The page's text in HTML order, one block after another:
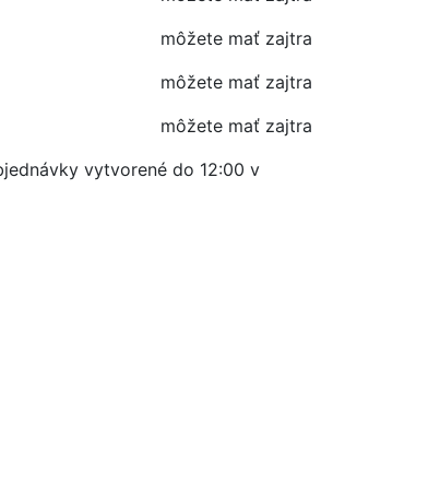
môžete mať zajtra
môžete mať zajtra
môžete mať zajtra
vytvorené do 12:00 v